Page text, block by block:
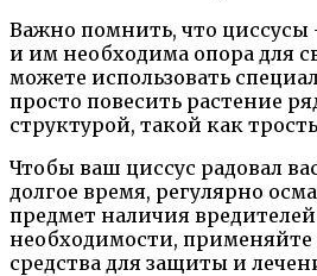
Важно помнить, что
и им необходима опора для
можете использовать
просто повесить растение
структурой, такой как
Чтобы ваш циссус радовал
долгое время, регулярно
предмет наличия
необходимости, применяйте
средства для защиты и